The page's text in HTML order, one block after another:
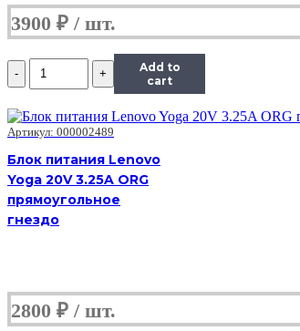
3900 ₽
Количество
Блок
Lenovo
Yoga
3.25A
ORG
квадрат
гнездо
Add to
cart
Артикул: 000002489
Блок питания Lenovo
Yoga 20V 3.25A ORG
прямоугольное
гнездо
2800 ₽